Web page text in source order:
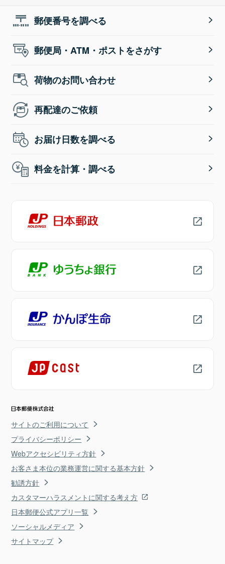
郵便番号を調べる
郵便局・ATM・ポストをさがす
荷物のお問い合わせ
再配達のご依頼
お届け日数を調べる
料金を計算・調べる
サイトのご利用について
プライバシーポリシー
Webアクセシビリティ方針
お客さま本位の業務運営に関する基本方針
勧誘方針
カスタマーハラスメントに関する考え方
日本郵便公式アプリ一覧
ソーシャルメディア
サイトマップ